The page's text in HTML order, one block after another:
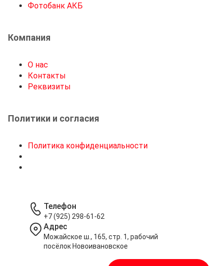
Фотобанк АКБ
Компания
О нас
Контакты
Реквизиты
Политики и согласия
Политика конфиденциальности
Телефон
+7 (925) 298-61-62
Адрес
Можайское ш., 165, стр. 1, рабочий
посёлок Новоивановское